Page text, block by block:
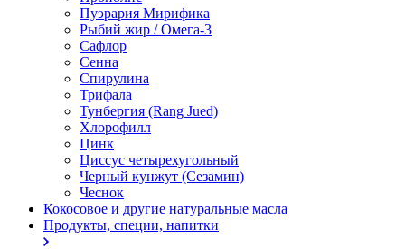
Пуэрария Мирифика
Рыбий жир / Омега-3
Сафлор
Сенна
Спирулина
Трифала
Тунбергия (Rang Jued)
Хлорофилл
Цинк
Циссус четырехугольный
Черный кунжут (Сезамин)
Чеснок
Кокосовое и другие натуральные масла
Продукты, специи, напитки